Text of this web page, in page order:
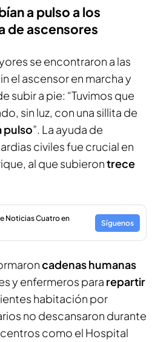
a pulso a los
de ascensores
se encontraron a las
el ascensor en marcha y
subir a pie: “Tuvimos que
sin luz, con una sillita de
pulso”. La ayuda de
civiles fue crucial en
al que subierontrece
Noticias Cuatro en
Síguenos
cadenas humanas
y enfermeros para repartir
habitación por
no descansaron durante
centros como el Hospital